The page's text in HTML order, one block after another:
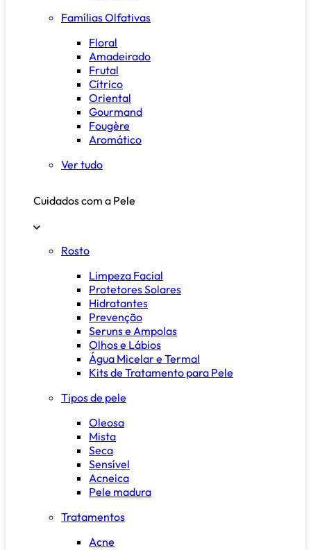
Famílias Olfativas
Floral
Amadeirado
Frutal
Cítrico
Oriental
Gourmand
Fougère
Aromático
Ver tudo
Cuidados com a Pele
Rosto
Limpeza Facial
Protetores Solares
Hidratantes
Prevenção
Seruns e Ampolas
Olhos e Lábios
Água Micelar e Termal
Kits de Tratamento para Pele
Tipos de pele
Oleosa
Mista
Seca
Sensível
Acneica
Pele madura
Tratamentos
Acne